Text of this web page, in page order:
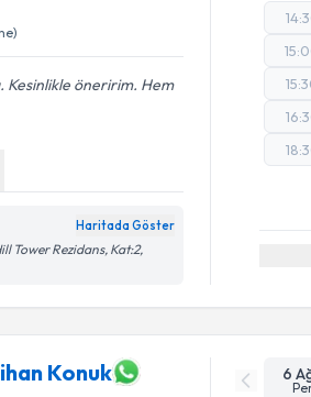
Kesinlikle öneririm. Hem
Haritada Göster
Tower Rezidans, Kat:2,
Konuk 6